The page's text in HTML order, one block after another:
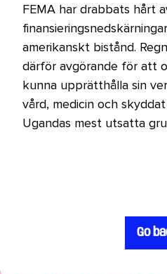
FEMA har drabbats hårt
amerikanskt bistånd.
därför avgörande för att
kunna upprätthålla sin
vård, medicin och
Ugandas mest utsatta
Go